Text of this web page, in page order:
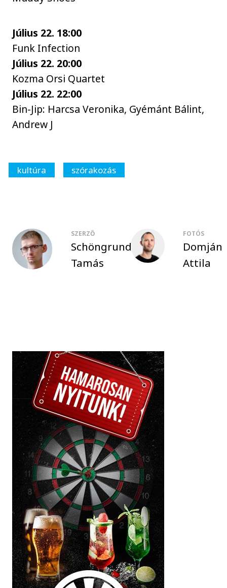
Július 22. 18:00
Funk Infection
Július 22. 20:00
Kozma Orsi Quartet
Július 22. 22:00
Bin-Jip: Harcsa Veronika, Gyémánt Bálint,
Andrew J
kultúra szórakozás
SZERZŐ
Schöngrundtner
Tamás
FOTÓS
Domján
Attila